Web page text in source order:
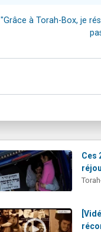
"Grâce à Torah-Box, je
Ces